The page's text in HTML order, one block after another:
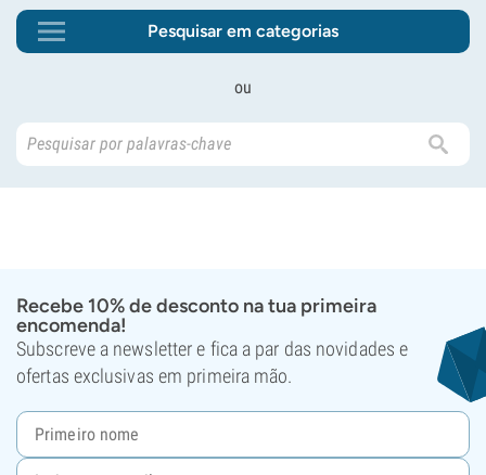
Pesquisar em categorias
ou
Recebe 10% de desconto na tua primeira
encomenda!
Subscreve a newsletter e fica a par das novidades e
ofertas exclusivas em primeira mão.